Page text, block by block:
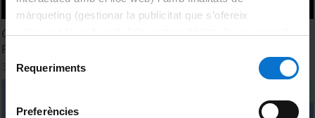
màrqueting (gestionar la publicitat que s’ofereix
consultar laPolítica de galetes del lloc web de la
Selecció
Requeriments
Preferències
Clausura 'Responsabilidad Social Corporativa: Buenas
Prácticas Internacionales de Implantación'
30 setembre, 2011